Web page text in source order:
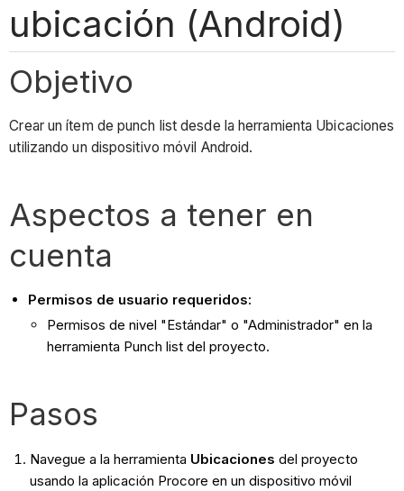
ubicación (Android)
Objetivo
Crear un ítem de punch list desde la herramienta Ubicaciones
utilizando un dispositivo móvil Android.
Aspectos a tener en
cuenta
Permisos de usuario requeridos:
Permisos de nivel "Estándar" o "Administrador" en la
herramienta Punch list del proyecto.
Pasos
Navegue a la herramienta Ubicaciones del proyecto
usando la aplicación Procore en un dispositivo móvil